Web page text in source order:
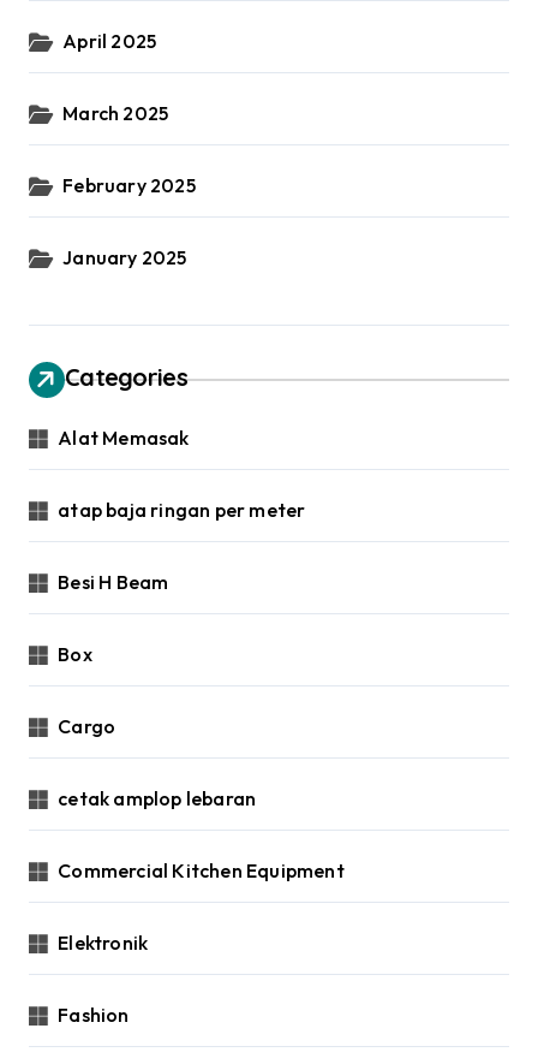
April 2025
March 2025
February 2025
January 2025
Categories
Alat Memasak
atap baja ringan per meter
Besi H Beam
Box
Cargo
cetak amplop lebaran
Commercial Kitchen Equipment
Elektronik
Fashion